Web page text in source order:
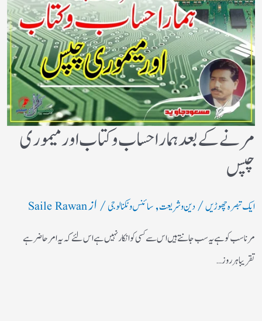
مرنے کے بعد ہمارا حساب وکتاب اور میموری
چپس
ایک تبصرہ چھوڑیں/دین و شریعت,سائنس و ٹکنالوجی/ ازSaile Rawan
مرنا سب کو ہے یہ سب جانتے ہیں اس سے کسی کو انکار نہیں ہے اس لئے کہ یہ امر حاضر ہے
تقریبا ہر روز…